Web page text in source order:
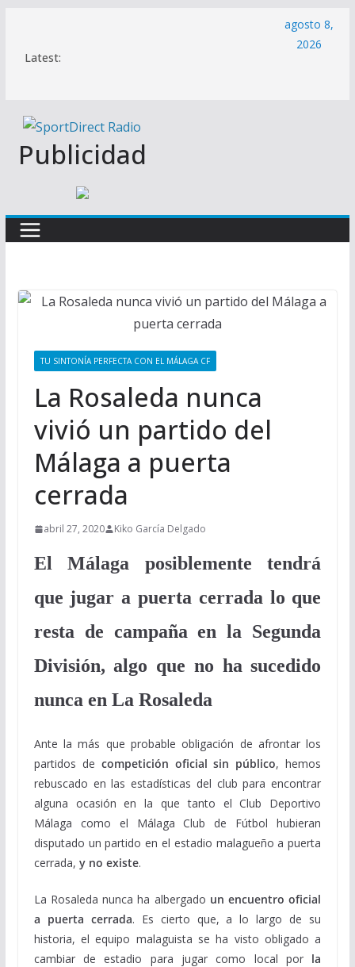
contenido
Latest:
agosto 8,
2026
Publicidad
TU SINTONÍA PERFECTA CON EL MÁLAGA CF
La Rosaleda nunca
vivió un partido del
Málaga a puerta
cerrada
abril 27, 2020 Kiko García Delgado
El Málaga posiblemente tendrá
que jugar a puerta cerrada lo que
resta de campaña en la Segunda
División, algo que no ha sucedido
nunca en La Rosaleda
Ante la más que probable obligación de afrontar los
partidos de competición oficial sin público, hemos
rebuscado en las estadísticas del club para encontrar
alguna ocasión en la que tanto el Club Deportivo
Málaga como el Málaga Club de Fútbol hubieran
disputado un partido en el estadio malagueño a puerta
cerrada, y no existe.
La Rosaleda nunca ha albergado un encuentro oficial
a puerta cerrada. Es cierto que, a lo largo de su
historia, el equipo malaguista se ha visto obligado a
cambiar de estadio para jugar como local por la